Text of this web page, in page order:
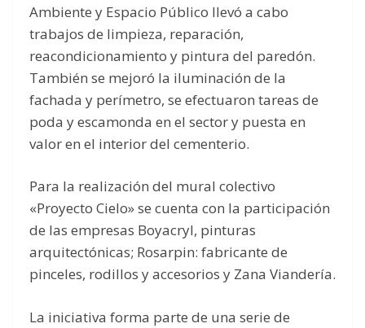
Ambiente y Espacio Público llevó a cabo
trabajos de limpieza, reparación,
reacondicionamiento y pintura del paredón.
También se mejoró la iluminación de la
fachada y perímetro, se efectuaron tareas de
poda y escamonda en el sector y puesta en
valor en el interior del cementerio.
Para la realización del mural colectivo
«Proyecto Cielo» se cuenta con la participación
de las empresas Boyacryl, pinturas
arquitectónicas; Rosarpin: fabricante de
pinceles, rodillos y accesorios y Zana Viandería.
La iniciativa forma parte de una serie de